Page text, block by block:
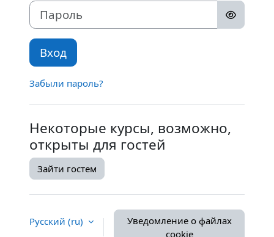
Пароль
Вход
Забыли пароль?
Некоторые курсы, возможно,
открыты для гостей
Зайти гостем
Русский ‎(ru)‎
Уведомление о файлах
cookie